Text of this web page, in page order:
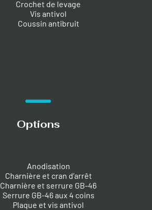
Crochet de levage
Vis antivol
Coussin antibruit
Options
Anodisation
Charnière et cran d’arrêt
Charnière et serrure GB-46
Serrure GB-46 aux 4 coins
Plaque et vis antivol